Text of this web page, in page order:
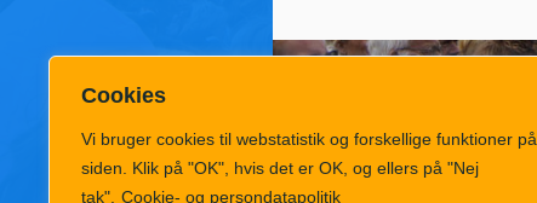
Cookies
Vi bruger cookies til webstatistik og forskellige funktioner på
siden. Klik på "OK", hvis det er OK, og ellers på "Nej
tak". Cookie- og persondatapolitik